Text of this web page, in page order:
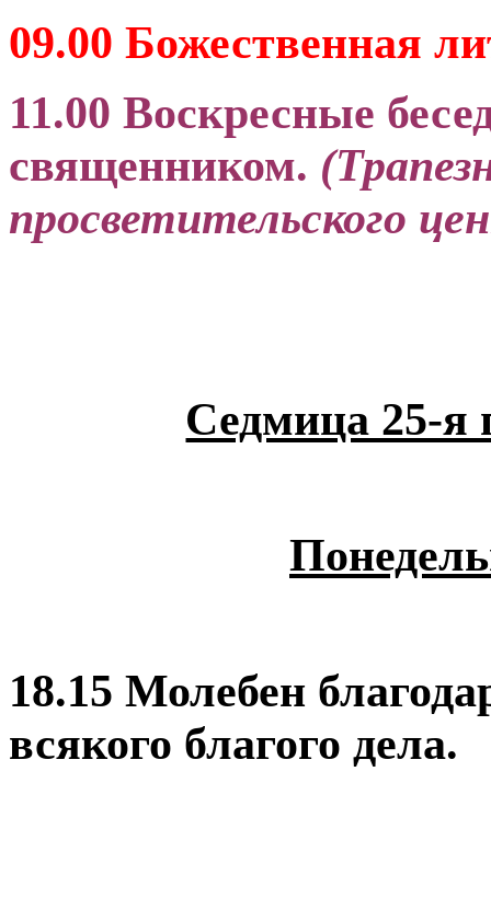
09.00 Божественная
11.00 Воскресные
священником.
просветительского
Седмица 25-я
18.15 Молебен
всякого благого дела.